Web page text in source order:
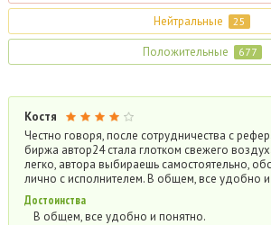
Нейтральные 25
Положительные 677
Костя
Честно говоря, после сотрудничества с
биржа автор24 стала глотком свежего
легко, автора выбираешь самостоятельно,
лично с исполнителем. В общем, все удобно
Достоинства
В общем, все удобно и понятно.